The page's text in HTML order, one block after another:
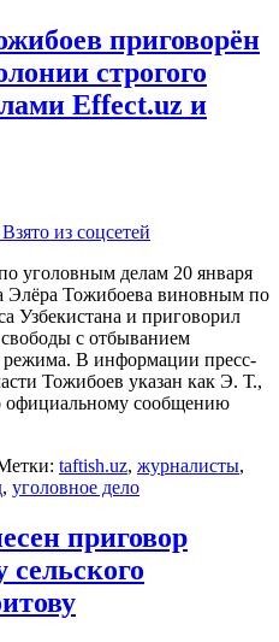
приговорён
строгого
Effect.uz и
уголовным делам 20 января
Элёра Тожибоева виновным по
Узбекистана и приговорил
с отбыванием
режима. В информации пресс-
Тожибоев указан как Э. Т.,
официальному сообщению
taftish.uz, журналисты,
, уголовное дело
приговор